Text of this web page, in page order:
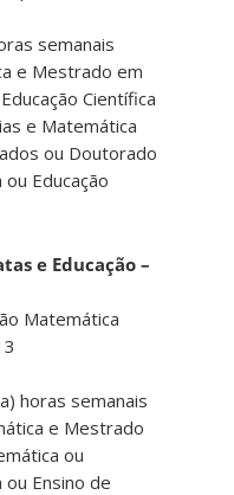
semanais
e Mestrado em
Científica
e Matemática
ou Doutorado
Educação
e Educação –
Matemática
horas semanais
e Mestrado
ou
ou Ensino de